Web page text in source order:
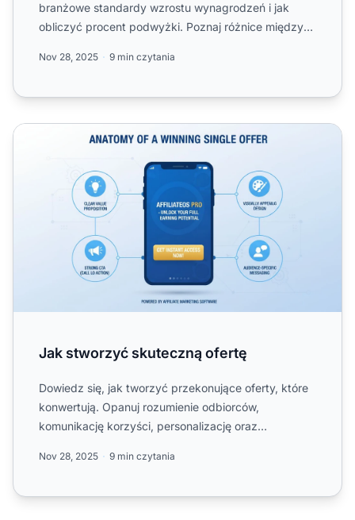
branżowe standardy wzrostu wynagrodzeń i jak
obliczyć procent podwyżki. Poznaj różnice między
Nov 28, 2025 9 min czytania
Jak stworzyć skuteczną ofertę
Jak stworzyć skuteczną ofertę
Dowiedz się, jak tworzyć przekonujące oferty, które
konwertują. Opanuj rozumienie odbiorców,
komunikację korzyści, personalizację oraz
Nov 28, 2025 9 min czytania